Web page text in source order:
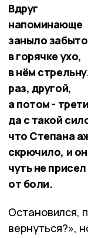
Вдруг
напоминающе
заныло
в горячке ухо,
в нём
раз, другой,
а потом -
да с такой
что Степана
скрючило, и он
чуть не присел
от боли.
Остановился,
вернуться?»,